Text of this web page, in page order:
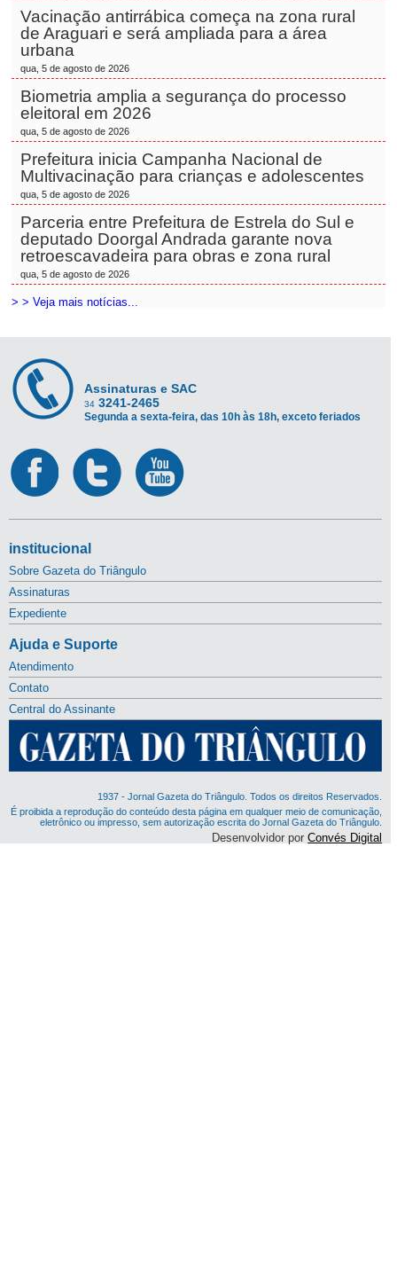
Vacinação antirrábica começa na zona rural
de Araguari e será ampliada para a área
urbana
qua, 5 de agosto de 2026
Biometria amplia a segurança do processo
eleitoral em 2026
qua, 5 de agosto de 2026
Prefeitura inicia Campanha Nacional de
Multivacinação para crianças e adolescentes
qua, 5 de agosto de 2026
Parceria entre Prefeitura de Estrela do Sul e
deputado Doorgal Andrada garante nova
retroescavadeira para obras e zona rural
qua, 5 de agosto de 2026
> > Veja mais notícias...
Assinaturas e SAC
34 3241-2465
Segunda a sexta-feira, das 10h às 18h, exceto feriados
institucional
Sobre Gazeta do Triângulo
Assinaturas
Expediente
Ajuda e Suporte
Atendimento
Contato
Central do Assinante
1937 - Jornal Gazeta do Triângulo. Todos os direitos Reservados.
É proibida a reprodução do conteúdo desta página em qualquer meio de comunicação,
eletrônico ou impresso, sem autorização escrita do Jornal Gazeta do Triângulo.
Desenvolvidor porConvés Digital